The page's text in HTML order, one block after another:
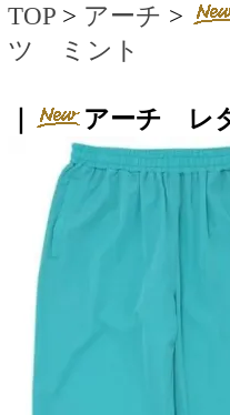
TOP > アーチ >
ツ ミント
アーチ レ